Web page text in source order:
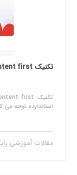
تکنیک Content first
استاندارده توجه می
مقالات آموزشی